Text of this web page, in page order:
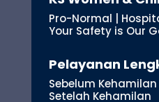
Pro-Normal |
Your Safety is Our
Pelayanan
Sebelum Kehamilan
Setelah Kehamilan